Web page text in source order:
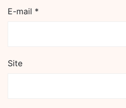
E-mail *
Site